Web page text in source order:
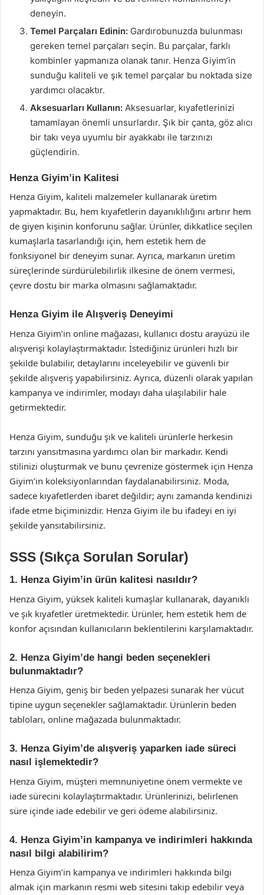
deneyin.
Temel Parçaları Edinin: Gardırobunuzda bulunması
gereken temel parçaları seçin. Bu parçalar, farklı
kombinler yapmanıza olanak tanır. Henza Giyim’in
sunduğu kaliteli ve şık temel parçalar bu noktada size
yardımcı olacaktır.
Aksesuarları Kullanın: Aksesuarlar, kıyafetlerinizi
tamamlayan önemli unsurlardır. Şık bir çanta, göz alıcı
bir takı veya uyumlu bir ayakkabı ile tarzınızı
güçlendirin.
Henza Giyim’in Kalitesi
Henza Giyim, kaliteli malzemeler kullanarak üretim
yapmaktadır. Bu, hem kıyafetlerin dayanıklılığını artırır hem
de giyen kişinin konforunu sağlar. Ürünler, dikkatlice seçilen
kumaşlarla tasarlandığı için, hem estetik hem de
fonksiyonel bir deneyim sunar. Ayrıca, markanın üretim
süreçlerinde sürdürülebilirlik ilkesine de önem vermesi,
çevre dostu bir marka olmasını sağlamaktadır.
Henza Giyim ile Alışveriş Deneyimi
Henza Giyim’in online mağazası, kullanıcı dostu arayüzü ile
alışverişi kolaylaştırmaktadır. İstediğiniz ürünleri hızlı bir
şekilde bulabilir, detaylarını inceleyebilir ve güvenli bir
şekilde alışveriş yapabilirsiniz. Ayrıca, düzenli olarak yapılan
kampanya ve indirimler, modayı daha ulaşılabilir hale
getirmektedir.
Henza Giyim, sunduğu şık ve kaliteli ürünlerle herkesin
tarzını yansıtmasına yardımcı olan bir markadır. Kendi
stilinizi oluşturmak ve bunu çevrenize göstermek için Henza
Giyim’in koleksiyonlarından faydalanabilirsiniz. Moda,
sadece kıyafetlerden ibaret değildir; aynı zamanda kendinizi
ifade etme biçiminizdir. Henza Giyim ile bu ifadeyi en iyi
şekilde yansıtabilirsiniz.
SSS (Sıkça Sorulan Sorular)
1. Henza Giyim’in ürün kalitesi nasıldır?
Henza Giyim, yüksek kaliteli kumaşlar kullanarak, dayanıklı
ve şık kıyafetler üretmektedir. Ürünler, hem estetik hem de
konfor açısından kullanıcıların beklentilerini karşılamaktadır.
2. Henza Giyim’de hangi beden seçenekleri
bulunmaktadır?
Henza Giyim, geniş bir beden yelpazesi sunarak her vücut
tipine uygun seçenekler sağlamaktadır. Ürünlerin beden
tabloları, online mağazada bulunmaktadır.
3. Henza Giyim’de alışveriş yaparken iade süreci
nasıl işlemektedir?
Henza Giyim, müşteri memnuniyetine önem vermekte ve
iade sürecini kolaylaştırmaktadır. Ürünlerinizi, belirlenen
süre içinde iade edebilir ve geri ödeme alabilirsiniz.
4. Henza Giyim’in kampanya ve indirimleri hakkında
nasıl bilgi alabilirim?
Henza Giyim’in kampanya ve indirimleri hakkında bilgi
almak için markanın resmi web sitesini takip edebilir veya